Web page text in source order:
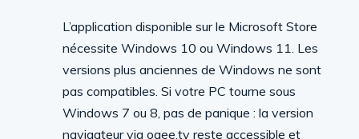
L’application disponible sur le Microsoft Store
nécessite Windows 10 ou Windows 11. Les
versions plus anciennes de Windows ne sont
pas compatibles. Si votre PC tourne sous
Windows 7 ou 8, pas de panique : la version
navigateur via oqee.tv reste accessible et